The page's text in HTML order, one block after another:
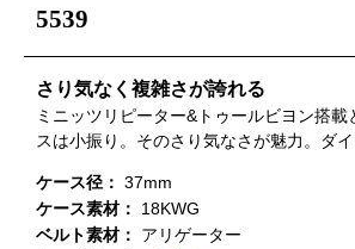
5539
さり気なく複雑さが誇れる
ミニッツリピーター&トゥールビヨン搭載
スは小振り。そのさり気なさが魅力。ダイ
ケース径： 37mm
ケース素材： 18KWG
ベルト素材： アリゲーター